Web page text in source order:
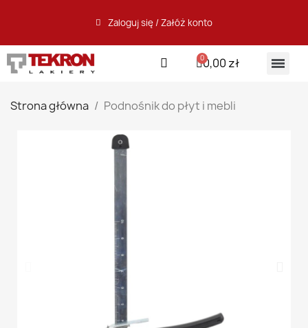
Zaloguj się / Załóż konto
0,00 zł
Strona główna Podnośnik do płyt i mebli